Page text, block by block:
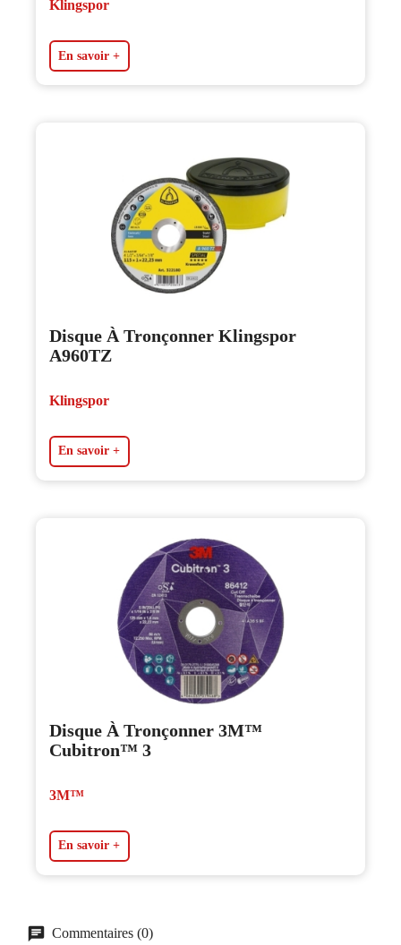
Klingspor
En savoir +
Disque À Tronçonner Klingspor
A960TZ
Klingspor
En savoir +
Disque À Tronçonner 3M™
Cubitron™ 3
3M™
En savoir +
Commentaires (0)